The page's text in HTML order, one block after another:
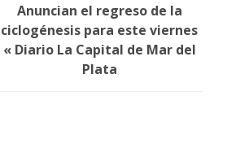
Anuncian el regreso de la
ciclogénesis para este viernes
« Diario La Capital de Mar del
Plata